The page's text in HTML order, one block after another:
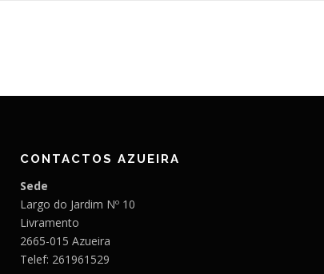
CONTACTOS AZUEIRA
Sede
Largo do Jardim Nº 10
Livramento
2665-015 Azueira
Telef: 261961529